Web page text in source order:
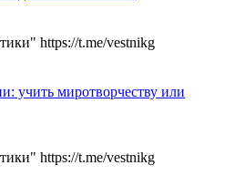
https://t.me/vestnikg
учить миротворчеству или
https://t.me/vestnikg